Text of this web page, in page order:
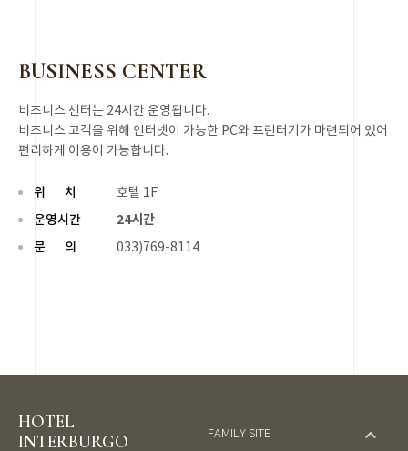
BUSINESS CENTER
비즈니스 센터는 24시간 운영됩니다.
비즈니스 고객을 위해 인터넷이 가능한 PC와 프린터기가 마련되어 있어
편리하게 이용이 가능합니다.
위 치 호텔 1F
운영시간
24시간
문 의
033)769-8114
HOTEL
INTERBURGO
FAMILY SITE